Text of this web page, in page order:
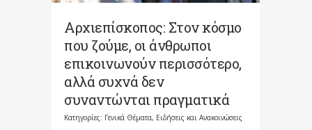
Αρχιεπίσκοπος: Στον κόσμο
που ζούμε, οι άνθρωποι
επικοινωνούν περισσότερο,
αλλά συχνά δεν
συναντώνται πραγματικά
Κατηγορίες: Γενικά Θέματα, Ειδήσεις και Ανακοινώσεις